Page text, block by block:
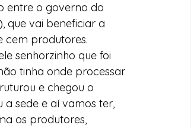
entre o governo do
que vai beneficiar a
cem produtores.
senhorzinho que foi
tinha onde processar
e chegou o
sede e aí vamos ter,
os produtores,